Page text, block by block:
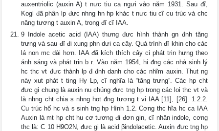
auxentriolic (auxin A) t nưc tiu ca ngưi vào năm 1931. Sau đĩ,
Kogl đã phân lp đưc nhng hn hp khác t nưc tiu cĩ cu trúc và chc
năng tương t auxin A, trong đĩ cĩ IAA.
9 Indole acetic acid (IAA) thưng đưc hình thành gn đnh tăng
trưng và sau đĩ đi xung phn dưi ca cây. Quá trình đĩ khin cho các
lá non mc dài hơn. IAA đã kích thích cây ci phát trin hưng theo
ánh sáng và phát trin b r. Vào năm 1954, hi đng các nhà sinh lý
hc thc vt đưc thành lp đ đnh danh cho các nhĩm auxin. Thut ng
này xut phát t ting Hy Lp, cĩ nghĩa là “tăng trưng”. Các hp cht
đưc gi chung là auxin nu chúng đưc tng hp trong các loi thc vt và
là nhng cht chia s nhng hot đng tương t vi IAA [11], [26]. 1.2.2.
Cu trúc hố hc và s sinh tng hp Hình 1.2. Cơng thc hĩa hc ca IAA
Auxin là mt hp cht hu cơ tương đi đơn gin, cĩ nhân indole, cơng
thc là: C 10 H9O2N, đưc gi là acid βindolacetic. Auxin đưc tng hp